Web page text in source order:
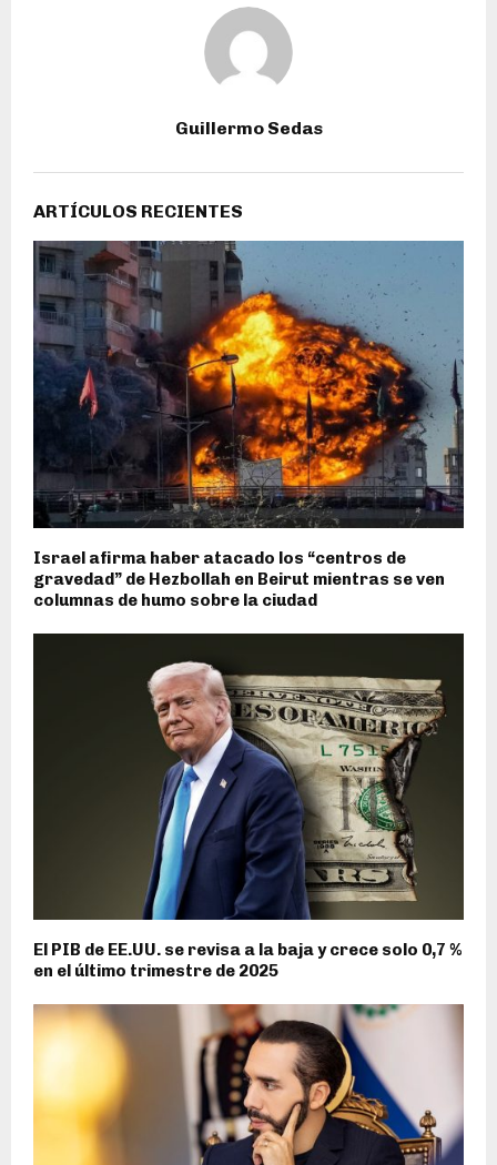
Guillermo Sedas
ARTÍCULOS RECIENTES
Israel afirma haber atacado los “centros de
gravedad” de Hezbollah en Beirut mientras se ven
columnas de humo sobre la ciudad
El PIB de EE.UU. se revisa a la baja y crece solo 0,7 %
en el último trimestre de 2025